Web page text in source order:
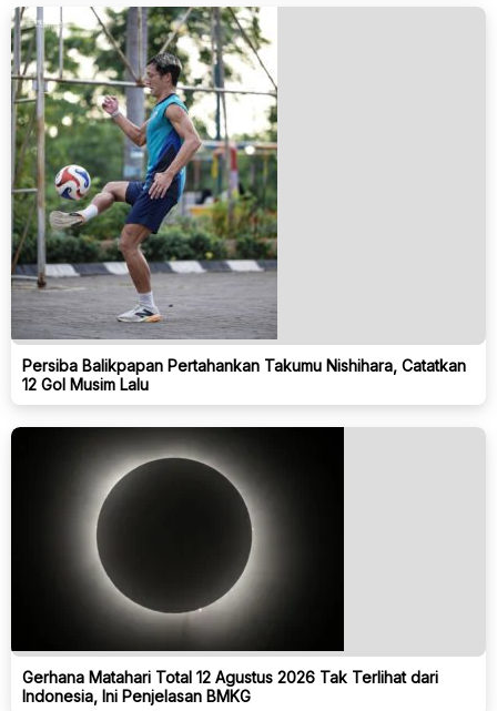
Persiba Balikpapan Pertahankan Takumu Nishihara, Catatkan
12 Gol Musim Lalu
Gerhana Matahari Total 12 Agustus 2026 Tak Terlihat dari
Indonesia, Ini Penjelasan BMKG